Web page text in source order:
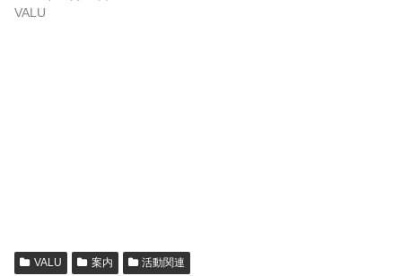
VALU
VALU 案内 活動関連